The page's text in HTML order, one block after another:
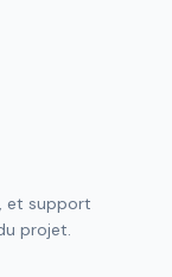
et support
projet.